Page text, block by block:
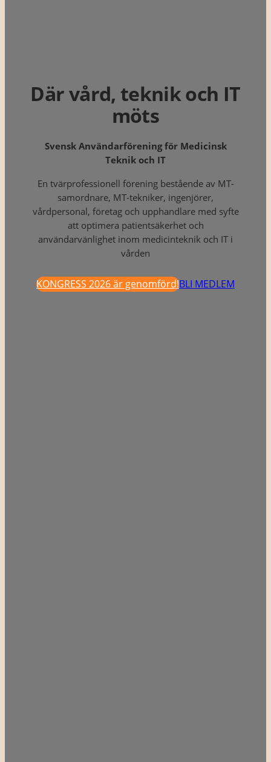
Där vård, teknik och IT
möts
Svensk Användarförening för Medicinsk
Teknik och IT
En tvärprofessionell förening bestående av MT-
samordnare, MT-tekniker, ingenjörer,
vårdpersonal, företag och upphandlare med syfte
att optimera patientsäkerhet och
användarvänlighet inom medicinteknik och IT i
vården
KONGRESS 2026 är genomförd!BLI MEDLEM